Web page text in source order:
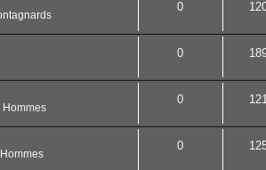
0
0
Hommes
0
0